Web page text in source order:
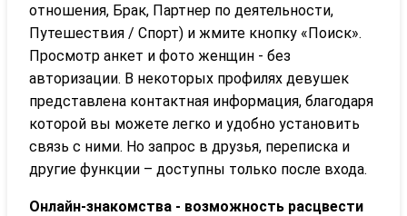
отношения, Брак, Партнер по деятельности,
Путешествия / Спорт) и жмите кнопку «Поиск».
Просмотр анкет и фото женщин - без
авторизации. В некоторых профилях девушек
представлена контактная информация, благодаря
которой вы можете легко и удобно установить
связь с ними. Но запрос в друзья, переписка и
другие функции – доступны только после входа.
Онлайн-знакомства - возможность расцвести